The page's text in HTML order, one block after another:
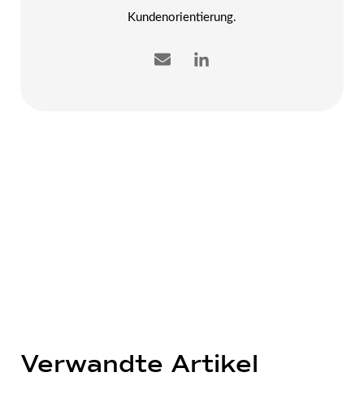
Kundenorientierung.
Verwandte Artikel